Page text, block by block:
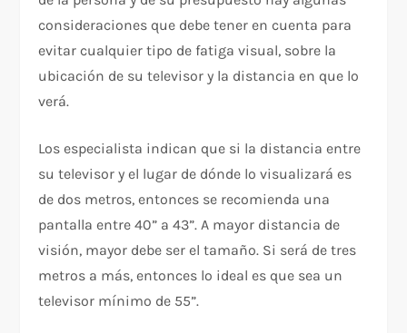
consideraciones que debe tener en cuenta para
evitar cualquier tipo de fatiga visual, sobre la
ubicación de su televisor y la distancia en que lo
verá.
Los especialista indican que si la distancia entre
su televisor y el lugar de dónde lo visualizará es
de dos metros, entonces se recomienda una
pantalla entre 40” a 43”. A mayor distancia de
visión, mayor debe ser el tamaño. Si será de tres
metros a más, entonces lo ideal es que sea un
televisor mínimo de 55”.